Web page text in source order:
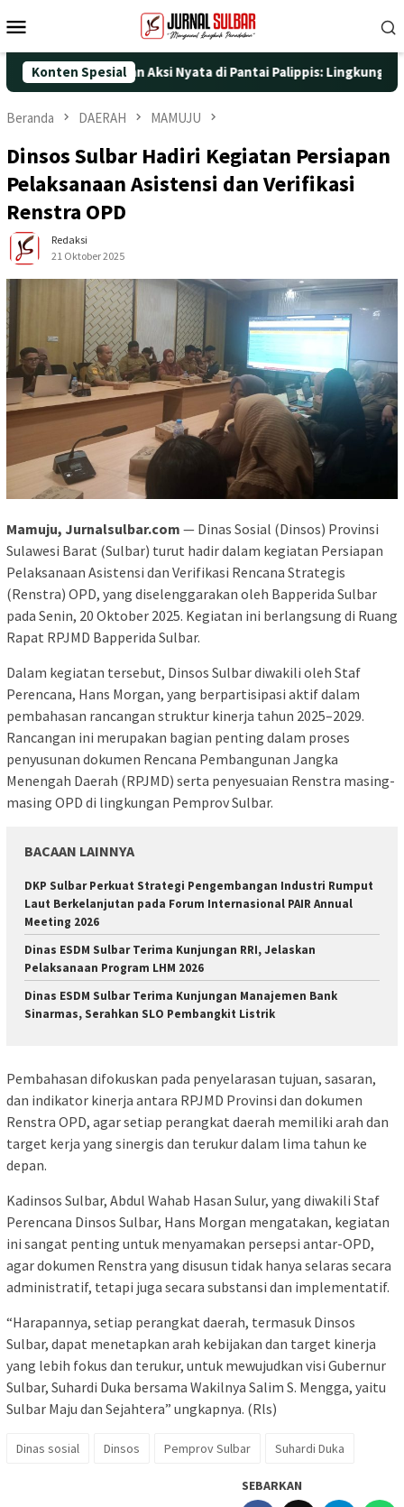
ke
Mobile
Konten Spesial
25 dengan Aksi Nyata di Pantai Palippis: Lingkungan dan
Beranda DAERAH MAMUJU
Dinsos Sulbar Hadiri Kegiatan Persiapan
Pelaksanaan Asistensi dan Verifikasi
Renstra OPD
Redaksi
21 Oktober 2025
Mamuju, Jurnalsulbar.com — Dinas Sosial (Dinsos) Provinsi
Sulawesi Barat (Sulbar) turut hadir dalam kegiatan Persiapan
Pelaksanaan Asistensi dan Verifikasi Rencana Strategis
(Renstra) OPD, yang diselenggarakan oleh Bapperida Sulbar
pada Senin, 20 Oktober 2025. Kegiatan ini berlangsung di Ruang
Rapat RPJMD Bapperida Sulbar.
Dalam kegiatan tersebut, Dinsos Sulbar diwakili oleh Staf
Perencana, Hans Morgan, yang berpartisipasi aktif dalam
pembahasan rancangan struktur kinerja tahun 2025–2029.
Rancangan ini merupakan bagian penting dalam proses
penyusunan dokumen Rencana Pembangunan Jangka
Menengah Daerah (RPJMD) serta penyesuaian Renstra masing-
masing OPD di lingkungan Pemprov Sulbar.
BACAAN LAINNYA
DKP Sulbar Perkuat Strategi Pengembangan Industri Rumput
Laut Berkelanjutan pada Forum Internasional PAIR Annual
Meeting 2026
Dinas ESDM Sulbar Terima Kunjungan RRI, Jelaskan
Pelaksanaan Program LHM 2026
Dinas ESDM Sulbar Terima Kunjungan Manajemen Bank
Sinarmas, Serahkan SLO Pembangkit Listrik
Pembahasan difokuskan pada penyelarasan tujuan, sasaran,
dan indikator kinerja antara RPJMD Provinsi dan dokumen
Renstra OPD, agar setiap perangkat daerah memiliki arah dan
target kerja yang sinergis dan terukur dalam lima tahun ke
depan.
Kadinsos Sulbar, Abdul Wahab Hasan Sulur, yang diwakili Staf
Perencana Dinsos Sulbar, Hans Morgan mengatakan, kegiatan
ini sangat penting untuk menyamakan persepsi antar-OPD,
agar dokumen Renstra yang disusun tidak hanya selaras secara
administratif, tetapi juga secara substansi dan implementatif.
“Harapannya, setiap perangkat daerah, termasuk Dinsos
Sulbar, dapat menetapkan arah kebijakan dan target kinerja
yang lebih fokus dan terukur, untuk mewujudkan visi Gubernur
Sulbar, Suhardi Duka bersama Wakilnya Salim S. Mengga, yaitu
Sulbar Maju dan Sejahtera” ungkapnya. (Rls)
Dinas sosial Dinsos Pemprov Sulbar Suhardi Duka
SEBARKAN